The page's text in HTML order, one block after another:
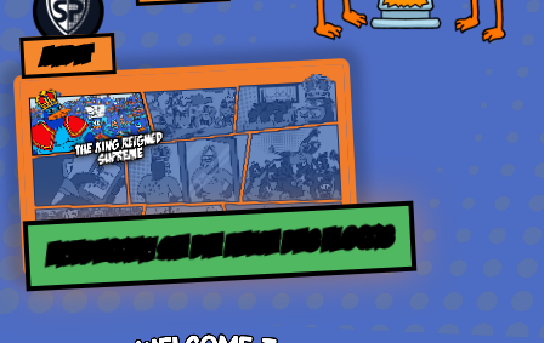
AUDIT
ENTDECKEN SIE DIE REISE DES FLOCKS